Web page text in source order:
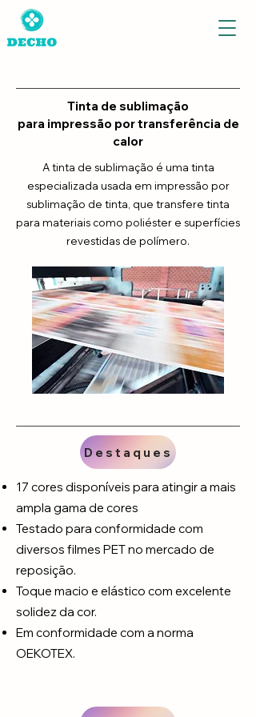
Tinta de sublimação
para impressão por transferência de
calor
A tinta de sublimação é uma tinta
especializada usada em impressão por
sublimação de tinta, que transfere tinta
para materiais como poliéster e superfícies
revestidas de polímero.
Destaques
17 cores disponíveis para atingir a mais
ampla gama de cores
Testado para conformidade com
diversos filmes PET no mercado de
reposição.
Toque macio e elástico com excelente
solidez da cor.
Em conformidade com a norma
OEKOTEX.